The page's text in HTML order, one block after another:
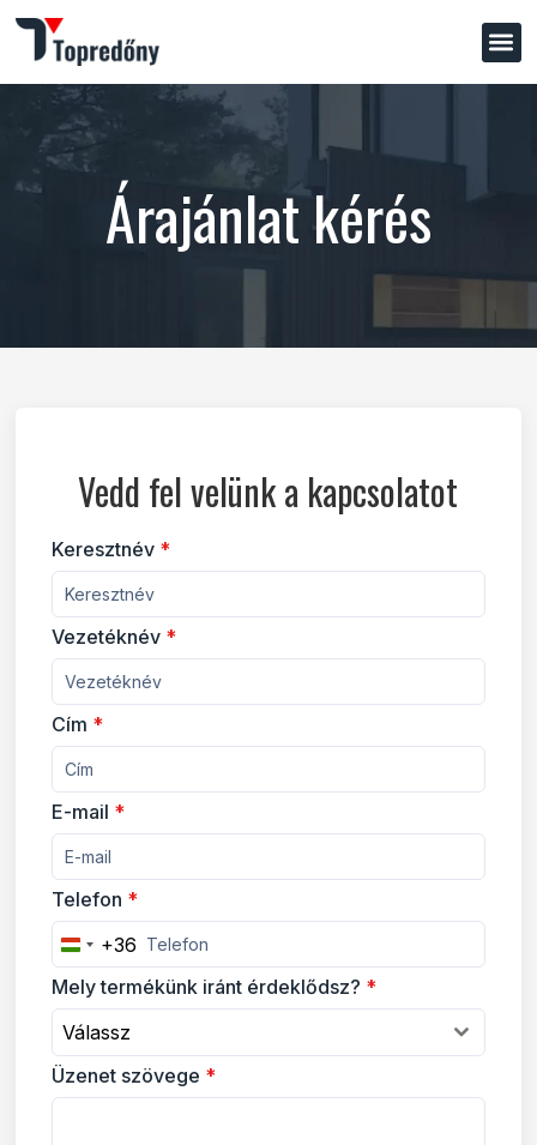
Árajánlat kérés
Vedd fel velünk a kapcsolatot
Keresztnév *
Vezetéknév *
Cím *
E-mail *
Telefon *
Hungary +36
+36
Mely termékünk iránt érdeklődsz? *
Válassz
Üzenet szövege *